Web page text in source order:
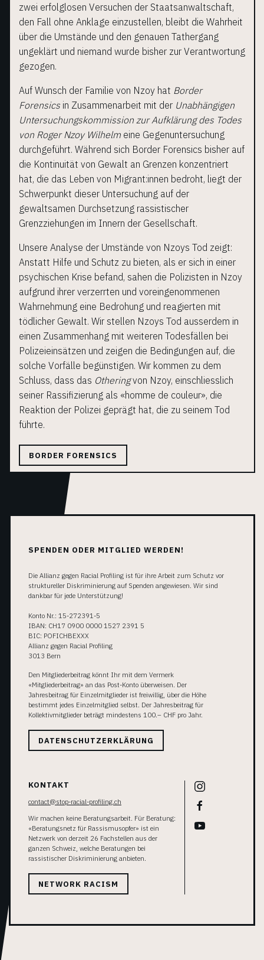
KNOW YOUR RIGHTS
NEWS & EVENTS
GERICHTSFÄLLE
zwei erfolglosen Versuchen der Staatsanwaltschaft,
den Fall ohne Anklage einzustellen, bleibt die Wahrheit
über die Umstände und den genauen Tathergang
ungeklärt und niemand wurde bisher zur Verantwortung
gezogen.
Auf Wunsch der Familie von Nzoy hat Border
Forensicsin Zusammenarbeit mit der Unabhängigen
Untersuchungskommission zur Aufklärung des Todes
von Roger Nzoy Wilhelm eine Gegenuntersuchung
durchgeführt. Während sich Border Forensics bisher auf
die Kontinuität von Gewalt an Grenzen konzentriert
hat, die das Leben von Migrant:innen bedroht, liegt der
Schwerpunkt dieser Untersuchung auf der
gewaltsamen Durchsetzung rassistischer
Grenzziehungen im Innern der Gesellschaft.
Unsere Analyse der Umstände von Nzoys Tod zeigt:
Anstatt Hilfe und Schutz zu bieten, als er sich in einer
psychischen Krise befand, sahen die Polizisten in Nzoy
aufgrund ihrer verzerrten und voreingenommenen
Wahrnehmung eine Bedrohung und reagierten mit
tödlicher Gewalt. Wir stellen Nzoys Tod ausserdem in
einen Zusammenhang mit weiteren Todesfällen bei
Polizeieinsätzen und zeigen die Bedingungen auf, die
solche Vorfälle begünstigen. Wir kommen zu dem
Schluss, dass das Otheringvon Nzoy, einschliesslich
seiner Rassifizierung als «homme de couleur», die
Reaktion der Polizei geprägt hat, die zu seinem Tod
führte.
BORDER FORENSICS
SPENDEN ODER MITGLIED WERDEN!
Die Allianz gegen Racial Profiling ist für ihre Arbeit zum Schutz vor
struktureller Diskriminierung auf Spenden angewiesen. Wir sind
dankbar für jede Unterstützung!
Konto Nr.: 15-272391-5
IBAN: CH17 0900 0000 1527 2391 5
BIC: POFICHBEXXX
Allianz gegen Racial Profiling
3013 Bern
Den Mitgliederbeitrag könnt Ihr mit dem Vermerk
«Mitgliederbeitrag» an das Post-Konto überweisen. Der
Jahresbeitrag für Einzelmitglieder ist freiwillig, über die Höhe
bestimmt jedes Einzelmitglied selbst. Der Jahresbeitrag für
Kollektivmitglieder beträgt mindestens 100.– CHF pro Jahr.
DATENSCHUTZERKLÄRUNG
KONTAKT
contact@stop-racial-profiling.ch
Wir machen keine Beratungsarbeit. Für Beratung:
«Beratungsnetz für Rassismusopfer» ist ein
Netzwerk von derzeit 26 Fachstellen aus der
ganzen Schweiz, welche Beratungen bei
rassistischer Diskriminierung anbieten.
NETWORK RACISM